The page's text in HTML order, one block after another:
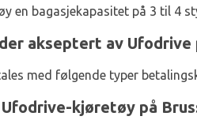
en bagasjekapasitet på 3 til 4
akseptert av Ufodrive
med følgende typer
kjøretøy på